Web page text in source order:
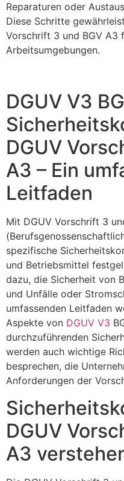
Reparaturen oder
Diese Schritte
Vorschrift 3 und BGV A3
Arbeitsumgebungen.
DGUV V3
DGUV
A3 – Ein
Leitfaden
Mit DGUV Vorschrift 3
spezifische
und Betriebsmittel
dazu, die Sicherheit von
und Unfälle oder
umfassenden Leitfaden
Aspekte von DGUV V3
durchzuführenden
werden auch wichtige
besprechen, die
Anforderungen der
DGUV
A3